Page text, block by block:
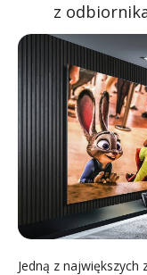
z
Jedną z